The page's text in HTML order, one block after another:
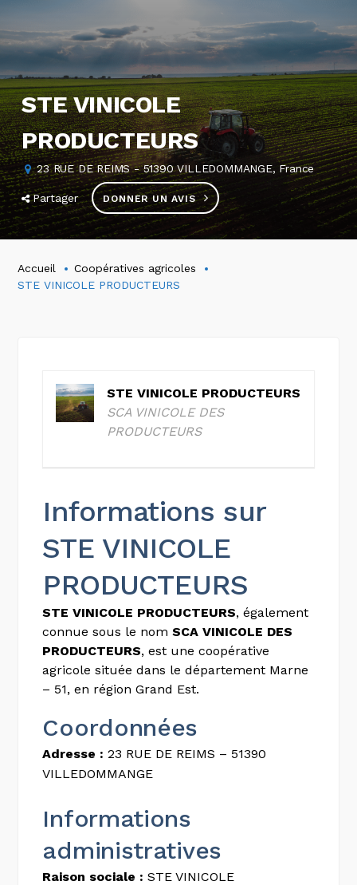
STE VINICOLE
PRODUCTEURS
23 RUE DE REIMS - 51390 VILLEDOMMANGE, France
Partager DONNER UN AVIS
Accueil
Coopératives agricoles
STE VINICOLE PRODUCTEURS
STE VINICOLE PRODUCTEURS
SCA VINICOLE DES
PRODUCTEURS
Informations sur
STE VINICOLE
PRODUCTEURS
STE VINICOLE PRODUCTEURS, également
connue sous le nomSCA VINICOLE DES
PRODUCTEURS, est une coopérative
agricole située dans le département Marne
– 51, en région Grand Est.
Coordonnées
Adresse : 23 RUE DE REIMS – 51390
VILLEDOMMANGE
Informations
administratives
Raison sociale : STE VINICOLE